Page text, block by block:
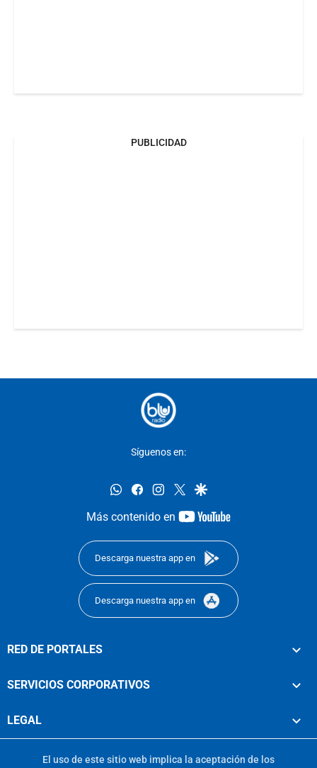
PUBLICIDAD
Síguenos en:
whatsappfacebookinstagram
twittergoogle
Más contenido en
youtube-
Descarga nuestra app en
Descarga nuestra app en
RED DE PORTALES
SERVICIOS CORPORATIVOS
LEGAL
El uso de este sitio web implica la aceptación de los